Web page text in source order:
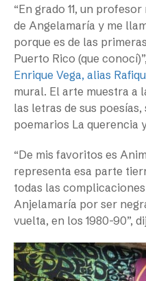
“En grado 11, un
de Angelamaría y me
porque es de las
Puerto Rico (que
Enrique Vega, alias
mural. El arte muestra a
las letras de sus
poemarios La querencia
“De mis favoritos es
representa esa parte
todas las
Anjelamaría por ser
vuelta, en los 1980-90”,